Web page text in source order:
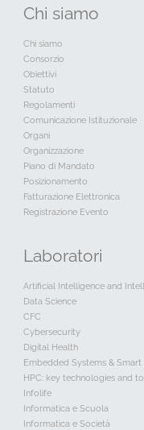
Chi siamo
Chi siamo
Consorzio
Obiettivi
Statuto
Regolamenti
Comunicazione Istituzionale
Organi
Organizzazione
Piano di Mandato
Posizionamento
Fatturazione Elettronica
Registrazione Evento
Laboratori
Artificial Intelligence and
Data Science
CFC
Cybersecurity
Digital Health
Embedded Systems &
HPC: key technologies and
Infolife
Informatica e Scuola
Informatica e Società